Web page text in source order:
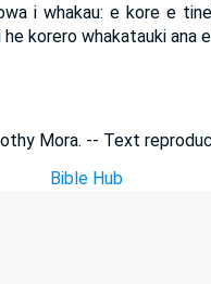
i whakau: e kore e
korero whakatauki ana
Mora. -- Text
Bible Hub